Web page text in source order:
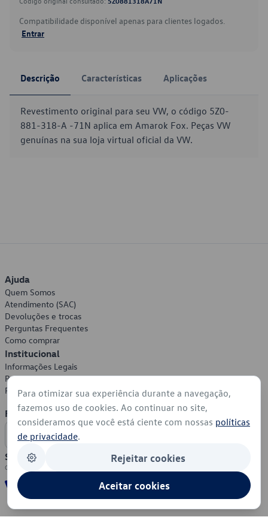
Compatibilidade disponível apenas para clientes logados.
Entrar
Descrição Características Aplicações
Revestimento original para seu VW, o código 5Z0-
881-318-A -71N aplica em Amarok Fox. Peças VW
genuínas na sua loja virtual oficial da VW.
Ajuda
Quem Somos
Atendimento (SAC)
Devoluções e trocas
Perguntas Frequentes
Como comprar
Institucional
Informações Legais
Política de Privacidade
Política de Cookies
Formas de Pagamento
Segurança
Para otimizar sua experiência durante a navegação,
fazemos uso de cookies. Ao continuar no site,
consideramos que você está ciente com nossas políticas
de privacidade.
Rejeitar cookies
Aceitar cookies